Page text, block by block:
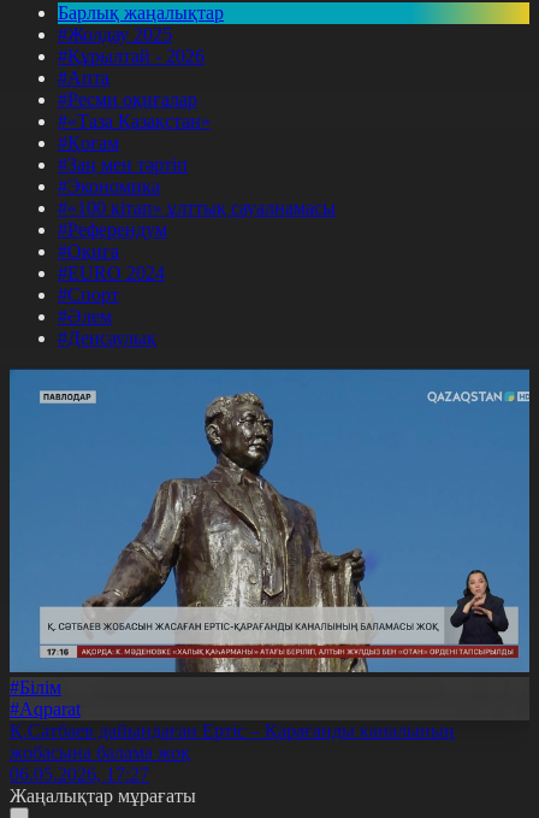
Барлық жаңалықтар
#Жолдау 2025
#Құрылтай - 2026
#Апта
#Ресми оқиғалар
#«Таза Қазақстан»
#Қоғам
#Заң мен тәртіп
#Экономика
#«100 кітап» ұлттық сауалнамасы
#Референдум
#Оқиға
#EURO 2024
#Спорт
#Әлем
#Денсаулық
#Білім
#Aqparat
Қ.Сәтбаев дайындаған Ертіс – Қарағанды каналының
жобасына балама жоқ
06.05.2026, 17:27
Жаңалықтар мұрағаты